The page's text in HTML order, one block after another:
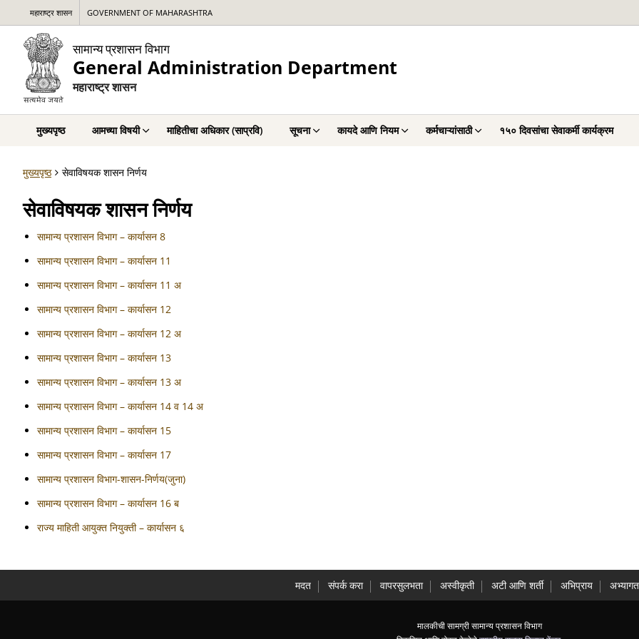
महाराष्ट्र शासन GOVERNMENT OF MAHARASHTRA
सामान्य प्रशासन विभाग
General Administration Department
महाराष्ट्र शासन
मुख्यपृष्ठ आमच्या विषयी माहितीचा अधिकार (साप्रवि) सूचना कायदे आणि नियम कर्मचाऱ्यांसाठी १५० दिवसांचा सेवाकर्मी कार्यक्रम
मुख्यपृष्ठ सेवाविषयक शासन निर्णय
सेवाविषयक शासन निर्णय
सामान्य प्रशासन विभाग – कार्यासन 8
सामान्य प्रशासन विभाग – कार्यासन 11
सामान्य प्रशासन विभाग – कार्यासन 11 अ
सामान्य प्रशासन विभाग – कार्यासन 12
सामान्य प्रशासन विभाग – कार्यासन 12 अ
सामान्य प्रशासन विभाग – कार्यासन 13
सामान्य प्रशासन विभाग – कार्यासन 13 अ
सामान्य प्रशासन विभाग – कार्यासन 14 व 14 अ
सामान्य प्रशासन विभाग – कार्यासन 15
सामान्य प्रशासन विभाग – कार्यासन 17
सामान्य प्रशासन विभाग-शासन-निर्णय(जुना)
सामान्य प्रशासन विभाग – कार्यासन 16 ब
राज्य माहिती आयुक्त नियुक्ती – कार्यासन ६
मदत संपर्क करा वापरसुलभता अस्वीकृती अटी आणि शर्ती अभिप्राय
मालकीची सामग्री सामान्य प्रशासन विभाग